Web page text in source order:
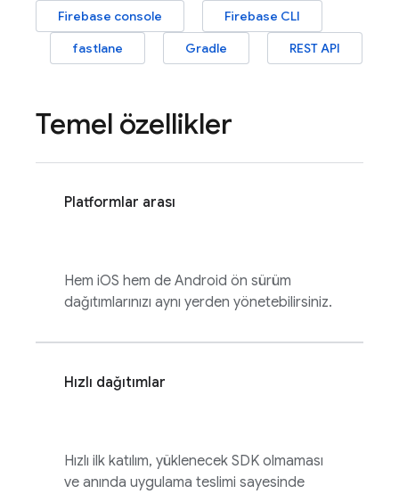
Firebase console Firebase CLI
fastlane
Gradle REST API
Temel özellikler
Platformlar arası
Hem iOS hem de Android ön sürüm
dağıtımlarınızı aynı yerden yönetebilirsiniz.
Hızlı dağıtımlar
Hızlı ilk katılım, yüklenecek SDK olmaması
ve anında uygulama teslimi sayesinde